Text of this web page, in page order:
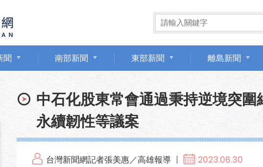
聞 南部新聞 東部新聞 離島新聞
中石化股東常會通過秉持逆境突
永續韌性等議案
台灣新聞網記者張美惠／高雄報導 2023.06.30